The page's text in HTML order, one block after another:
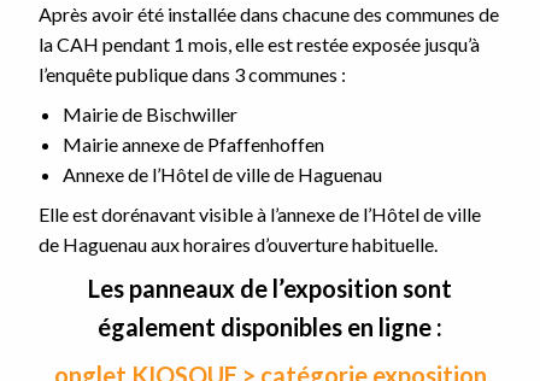
Après avoir été installée dans chacune des communes de
la CAH pendant 1 mois, elle est restée exposée jusqu’à
l’enquête publique dans 3 communes :
Mairie de Bischwiller
Mairie annexe de Pfaffenhoffen
Annexe de l’Hôtel de ville de Haguenau
Elle est dorénavant visible à l’annexe de l’Hôtel de ville
de Haguenau aux horaires d’ouverture habituelle.
Les panneaux de l’exposition sont
également disponibles en ligne :
onglet KIOSQUE > catégorie exposition